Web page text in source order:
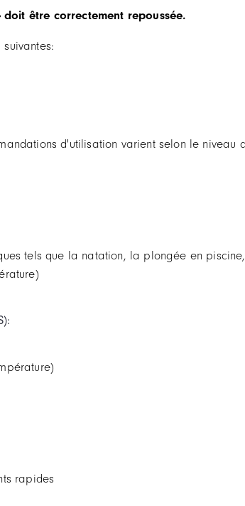
être correctement repoussée.
d'utilisation varient selon le niveau
tels que la natation, la plongée en
rapides